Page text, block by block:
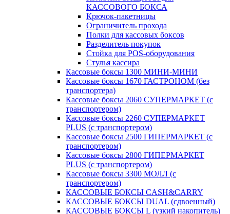
КАССОВОГО БОКСА
Крючок-пакетницы
Ограничитель прохода
Полки для кассовых боксов
Разделитель покупок
Стойка для POS-оборудования
Стулья кассира
Кассовые боксы 1300 МИНИ-МИНИ
Кассовые боксы 1670 ГАСТРОНОМ (без
транспортера)
Кассовые боксы 2060 СУПЕРМАРКЕТ (с
транспортером)
Кассовые боксы 2260 СУПЕРМАРКЕТ
PLUS (с транспортером)
Кассовые боксы 2500 ГИПЕРМАРКЕТ (с
транспортером)
Кассовые боксы 2800 ГИПЕРМАРКЕТ
PLUS (с транспортером)
Кассовые боксы 3300 МОЛЛ (с
транспортером)
КАССОВЫЕ БОКСЫ CASH&CARRY
КАССОВЫЕ БОКСЫ DUAL (сдвоенный)
КАССОВЫЕ БОКСЫ L (узкий накопитель)